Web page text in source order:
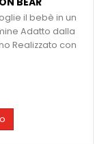
il bebè in un
Adatto dalla
Realizzato con